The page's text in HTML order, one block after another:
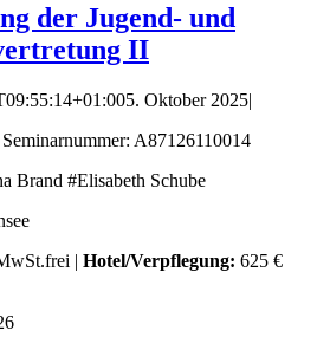
der Jugend- und
II
5. Oktober 2025|
A87126110014
Brand #Elisabeth Schube
| Hotel/Verpflegung: 625 €